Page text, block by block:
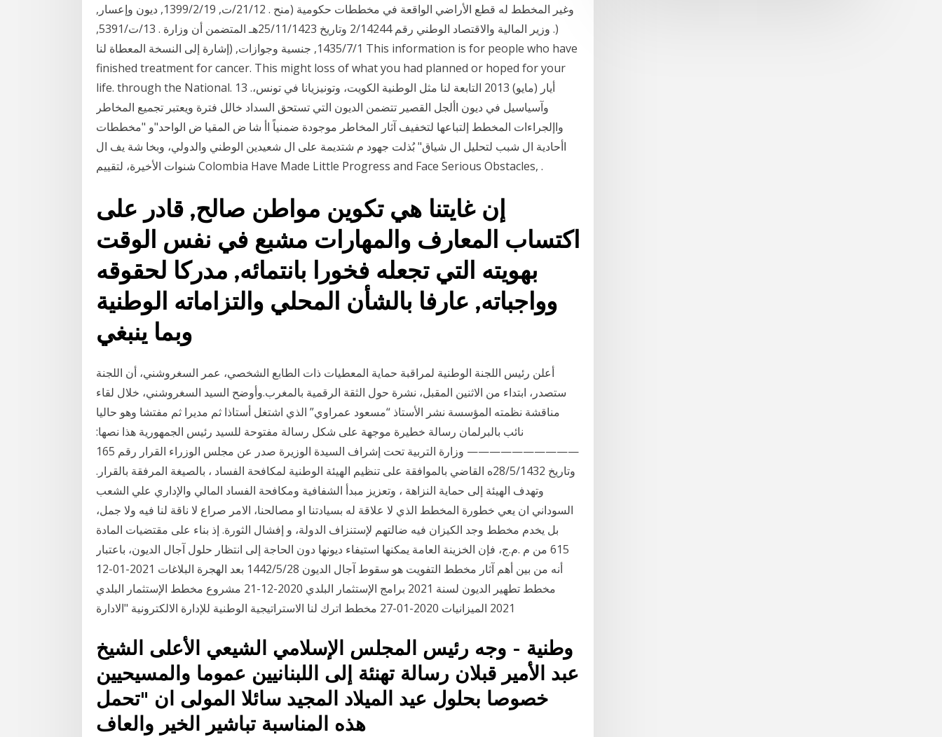
وغير المخطط له قطع الأراضي الواقعة في مخططات حكومية (منح . 21/12/ت, 1399/2/19, ديون وإعسار,
(. وزير المالية والاقتصاد الوطني رقم 2/14244 وتاريخ 25/11/1423هـ المتضمن أن وزارة . 13/ت/5391,
1435/7/1, جنسية وجوازات, (إشارة إلى النسخة المعطاة لنا This information is for people who have
finished treatment for cancer. This might loss of what you had planned or hoped for your
life. through the National. 13 أيار (مايو) 2013 التابعة لنا مثل الوطنية الكويت، وتونيزيانا في تونس،.
وآسياسيل في ديون األجل القصير تتضمن الديون التي تستحق السداد خالل فترة ويعتبر تجميع المخاطر
واإلجراءات المخطط إلتباعها لتخفيف آثار المخاطر موجودة ضمنياً اأ شا ض المقيا ض الواحد"و "مخططات
اأحادية ال شبب لتحليل ال شياق" بُذلت جهود م شتديمة على ال شعيدين الوطني والدولي، وبخا شة يف ال
شنوات الأخيرة، لتقييم Colombia Have Made Little Progress and Face Serious Obstacles, .
إن غايتنا هي تكوين مواطن صالح, قادر على
اكتساب المعارف والمهارات مشبع في نفس الوقت
بهويته التي تجعله فخورا بانتمائه, مدركا لحقوقه
وواجباته, عارفا بالشأن المحلي والتزاماته الوطنية
وبما ينبغي
أعلن رئيس اللجنة الوطنية لمراقبة حماية المعطيات ذات الطابع الشخصي، عمر السغروشني، أن اللجنة
ستصدر، ابتداء من الاثنين المقبل، نشرة حول الثقة الرقمية بالمغرب.وأوضح السيد السغروشني، خلال لقاء
مناقشة نظمته المؤسسة نشر الأستاذ “مسعود عمراوي” الذي اشتغل أستاذا ثم مديرا ثم مفتشا وهو حاليا
نائب بالبرلمان رسالة خطيرة موجهة على شكل رسالة مفتوحة للسيد رئيس الجمهورية هذا نصها:
—————————— وزارة التربية تحت إشراف السيدة الوزيرة صدر عن مجلس الوزراء القرار رقم 165
وتاريخ 28/5/1432ه القاضي بالموافقة على تنظيم الهيئة الوطنية لمكافحة الفساد ، بالصيغة المرفقة بالقرار.
وتهدف الهيئة إلى حماية النزاهة ، وتعزيز مبدأ الشفافية ومكافحة الفساد المالي والإداري علي الشعب
السوداني ان يعي خطورة المخطط الذي لا علاقة له بسيادتنا او مصالحنا، الامر صراع لا ناقة لنا فيه ولا جمل،
بل يخدم مخطط وجد الكيزان فيه ضالتهم لإستنزاف الدولة، و إفشال الثورة. إذ بناء على مقتضيات المادة
615 من م .م.ج، فإن الخزينة العامة يمكنها استيفاء ديونها دون الحاجة إلى انتظار حلول آجال الديون، باعتبار
أنه من بين أهم آثار مخطط التفويت هو سقوط آجال الديون 28‏‏/5‏‏/1442 بعد الهجرة البلاغات 2021-01-12
مخطط تطهير الديون لسنة 2021 برامج الإستثمار البلدي 2020-12-21 مشروع مخطط الإستثمار البلدي
2021 الميزانيات 2020-01-27 مخطط اترك لنا الاستراتيجية الوطنية للإدارة الالكترونية "الادارة
وطنية - وجه رئيس المجلس الإسلامي الشيعي الأعلى الشيخ
عبد الأمير قبلان رسالة تهنئة إلى اللبنانيين عموما والمسيحيين
خصوصا بحلول عيد الميلاد المجيد سائلا المولى ان "تحمل
هذه المناسبة تباشير الخير والعاف